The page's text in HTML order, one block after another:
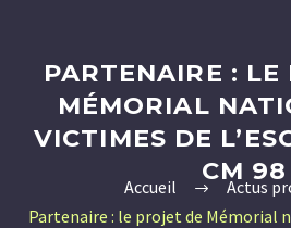
PARTENAIRE : LE
MÉMORIAL
VICTIMES DE
CM 98
Accueil
Actus
Partenaire : le projet de Mémorial